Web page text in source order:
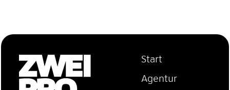
Start
Agentur